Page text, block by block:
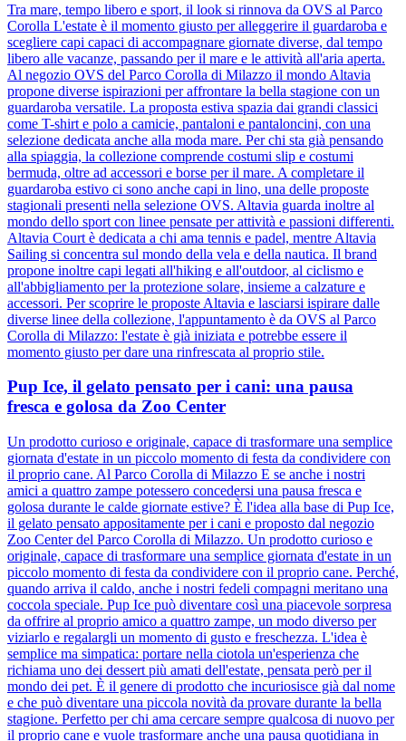
Tra mare, tempo libero e sport, il look si rinnova da OVS al Parco
Corolla L'estate è il momento giusto per alleggerire il guardaroba e
scegliere capi capaci di accompagnare giornate diverse, dal tempo
libero alle vacanze, passando per il mare e le attività all'aria aperta.
Al negozio OVS del Parco Corolla di Milazzo il mondo Altavia
propone diverse ispirazioni per affrontare la bella stagione con un
guardaroba versatile. La proposta estiva spazia dai grandi classici
come T-shirt e polo a camicie, pantaloni e pantaloncini, con una
selezione dedicata anche alla moda mare. Per chi sta già pensando
alla spiaggia, la collezione comprende costumi slip e costumi
bermuda, oltre ad accessori e borse per il mare. A completare il
guardaroba estivo ci sono anche capi in lino, una delle proposte
stagionali presenti nella selezione OVS. Altavia guarda inoltre al
mondo dello sport con linee pensate per attività e passioni differenti.
Altavia Court è dedicata a chi ama tennis e padel, mentre Altavia
Sailing si concentra sul mondo della vela e della nautica. Il brand
propone inoltre capi legati all'hiking e all'outdoor, al ciclismo e
all'abbigliamento per la protezione solare, insieme a calzature e
accessori. Per scoprire le proposte Altavia e lasciarsi ispirare dalle
diverse linee della collezione, l'appuntamento è da OVS al Parco
Corolla di Milazzo: l'estate è già iniziata e potrebbe essere il
momento giusto per dare una rinfrescata al proprio stile.
Pup Ice, il gelato pensato per i cani: una pausa
fresca e golosa da Zoo Center
Un prodotto curioso e originale, capace di trasformare una semplice
giornata d'estate in un piccolo momento di festa da condividere con
il proprio cane. Al Parco Corolla di Milazzo E se anche i nostri
amici a quattro zampe potessero concedersi una pausa fresca e
golosa durante le calde giornate estive? È l'idea alla base di Pup Ice,
il gelato pensato appositamente per i cani e proposto dal negozio
Zoo Center del Parco Corolla di Milazzo. Un prodotto curioso e
originale, capace di trasformare una semplice giornata d'estate in un
piccolo momento di festa da condividere con il proprio cane. Perché,
quando arriva il caldo, anche i nostri fedeli compagni meritano una
coccola speciale. Pup Ice può diventare così una piacevole sorpresa
da offrire al proprio amico a quattro zampe, un modo diverso per
viziarlo e regalargli un momento di gusto e freschezza. L'idea è
semplice ma simpatica: portare nella ciotola un'esperienza che
richiama uno dei dessert più amati dell'estate, pensata però per il
mondo dei pet. È il genere di prodotto che incuriosisce già dal nome
e che può diventare una piccola novità da provare durante la bella
stagione. Perfetto per chi ama cercare sempre qualcosa di nuovo per
il proprio cane e vuole trasformare anche una pausa quotidiana in